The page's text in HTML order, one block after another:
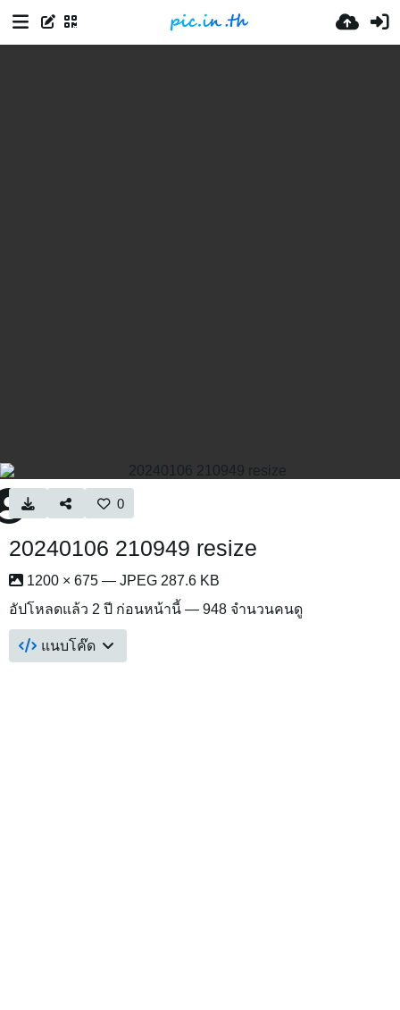
0
20240106 210949 resize
1200 × 675 — JPEG 287.6 KB
อัปโหลดแล้ว 2 ปี ก่อนหน้านี้ — 948 จำนวนคนดู
แนบโค๊ด